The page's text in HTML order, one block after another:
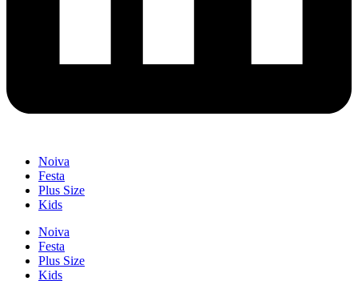
Noiva
Festa
Plus Size
Kids
Noiva
Festa
Plus Size
Kids